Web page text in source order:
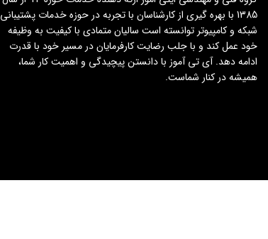
1385 با بهره گیری از کارشناسان با تجربه در حوزه خدمات پشتیبانی
شبکه و کامپیوتر توانسته است سالیان متمادی با کیفیت به وظیفه
خود عمل کند و با جلب رضایت کارفرمایان در مسیر خود با قدرت
ادامه دهد. آی تی آموز با دانستن پیچیدگی و اهمیت کار شما،
همیشه در کنار شماست.